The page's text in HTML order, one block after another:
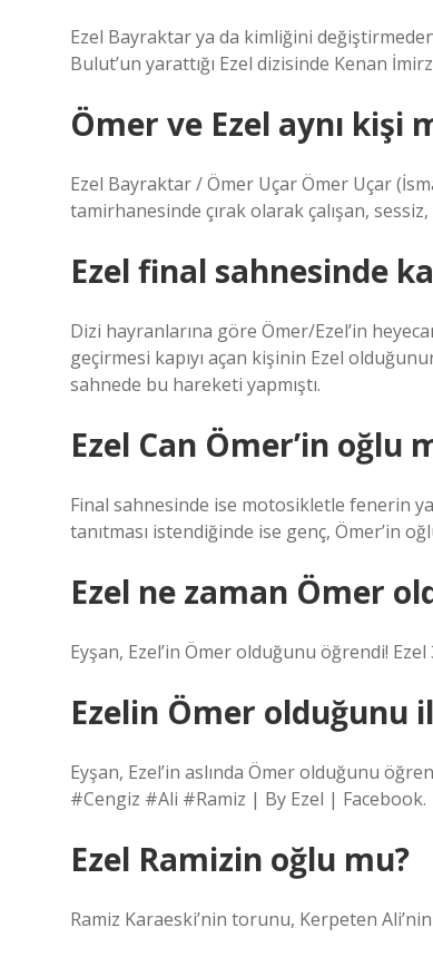
Ezel Bayraktar ya da kimliğini
Bulut’un yarattığı Ezel dizisinde Kenan
Ömer ve Ezel aynı kişi
Ezel Bayraktar / Ömer Uçar Ömer Uçar
tamirhanesinde çırak olarak çalışan,
Ezel final sahnesinde
Dizi hayranlarına göre Ömer/Ezel’in
geçirmesi kapıyı açan kişinin Ezel
sahnede bu hareketi yapmıştı.
Ezel Can Ömer’in oğlu
Final sahnesinde ise motosikletle fenerin
tanıtması istendiğinde ise genç, Ömer’in
Ezel ne zaman Ömer
Eyşan, Ezel’in Ömer olduğunu öğrendi!
Ezelin Ömer olduğunu
Eyşan, Ezel’in aslında Ömer olduğunu
#Cengiz #Ali #Ramiz | By Ezel | Facebook.
Ezel Ramizin oğlu mu?
Ramiz Karaeski’nin torunu, Kerpeten